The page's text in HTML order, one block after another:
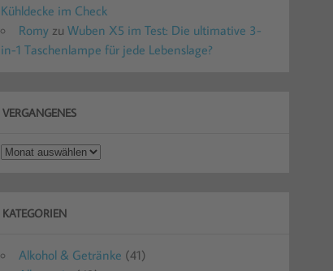
Kühldecke im Check
Romy zuWuben X5 im Test: Die ultimative 3-
in-1 Taschenlampe für jede Lebenslage?
VERGANGENES
Vergangenes
KATEGORIEN
Alkohol & Getränke (41)